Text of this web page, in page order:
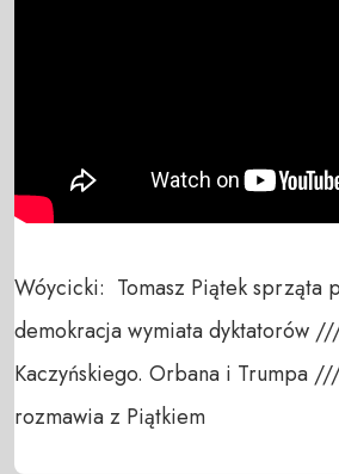
Wóycicki:  Tomasz Piątek
demokracja wymiata dyktatorów
Kaczyńskiego. Orbana i Trumpa
rozmawia z Piątkiem